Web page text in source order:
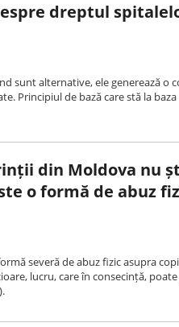
dreptul
sunt alternative, ele generează o
Principiul de bază care stă la
din Moldova nu
o formă de abuz
severă de abuz fizic asupra
lucru, care în consecință,